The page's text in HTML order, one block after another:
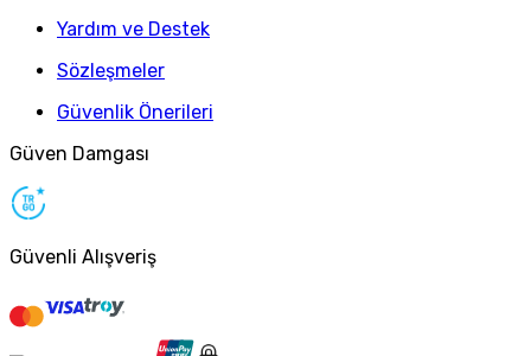
Yardım ve Destek
Sözleşmeler
Güvenlik Önerileri
Güven Damgası
Güvenli Alışveriş